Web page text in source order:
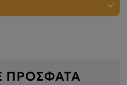
ΠΡΟΣΦΑΤΑ